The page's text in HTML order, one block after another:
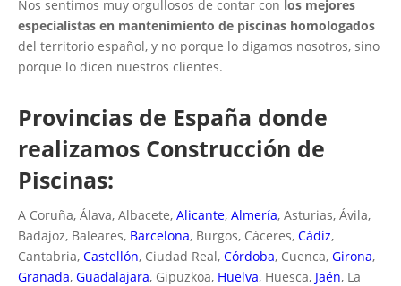
Nos sentimos muy orgullosos de contar con los mejores
especialistas en mantenimiento de piscinas homologados
del territorio español, y no porque lo digamos nosotros, sino
porque lo dicen nuestros clientes.
Provincias de España donde
realizamos Construcción de
Piscinas:
A Coruña, Álava, Albacete, Alicante, Almería, Asturias, Ávila,
Badajoz, Baleares, Barcelona, Burgos, Cáceres, Cádiz,
Cantabria, Castellón, Ciudad Real, Córdoba, Cuenca, Girona,
Granada, Guadalajara, Gipuzkoa, Huelva, Huesca, Jaén, La